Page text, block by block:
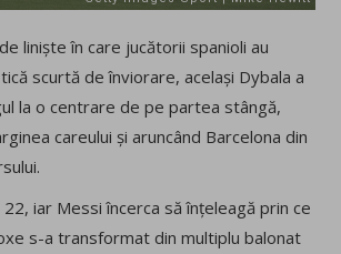
liniște în care jucătorii spanioli au
scurtă de înviorare, același Dybala a
la o centrare de pe partea stângă,
careului și aruncând Barcelona din
iar Messi încerca să înțeleagă prin ce
s-a transformat din multiplu balonat